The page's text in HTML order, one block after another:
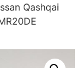
Qashqai